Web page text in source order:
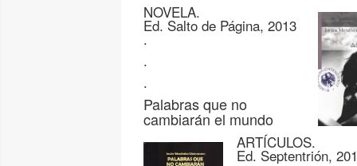
NOVELA.
Ed. Salto de Página, 2013
.
.
.
Palabras que no
cambiarán el mundo
ARTÍCULOS.
Ed. Septentrión,